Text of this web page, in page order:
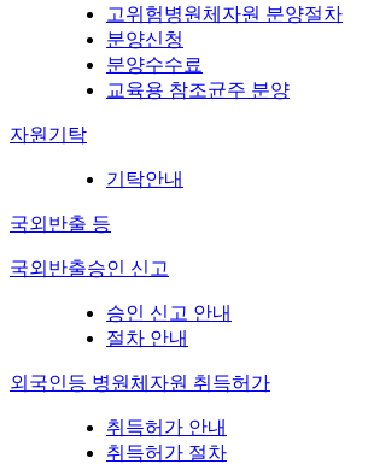
고위험병원체자원 분양절차
분양신청
분양수수료
교육용 참조균주 분양
자원기탁
기탁안내
국외반출 등
국외반출승인 신고
승인 신고 안내
절차 안내
외국인등 병원체자원 취득허가
취득허가 안내
취득허가 절차